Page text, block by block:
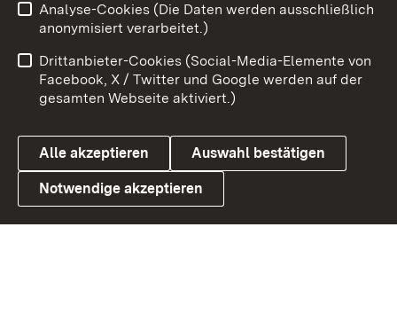
Link zum Landesportal
Benutzungshinweise
Barrierefreiheit
Datenschutz
Cookies
Analyse-Cookies (Die Daten werden ausschließlich
anonymisiert verarbeitet.)
Drittanbieter-Cookies (Social-Media-Elemente von
Facebook, X / Twitter und Google werden auf der
gesamten Webseite aktiviert.)
Alle akzeptieren Auswahl bestätigen
Notwendige akzeptieren